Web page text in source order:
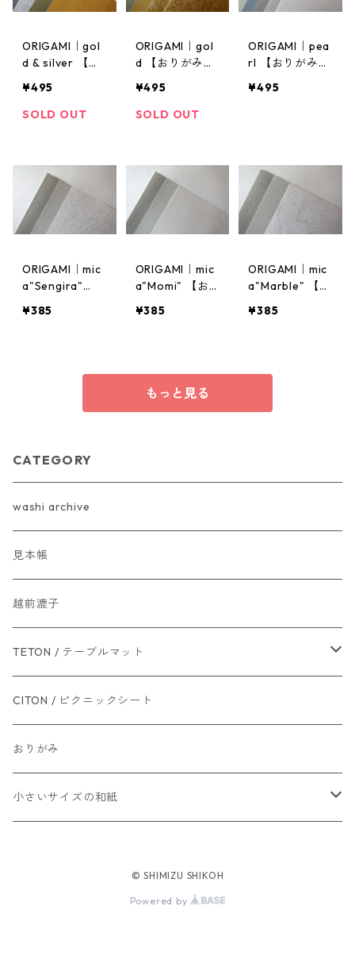
ORIGAMI｜gol
d & silver 【お
４色】｜20枚
入
¥495
SOLD OUT
ORIGAMI｜gol
d 【おりがみ｜
枚入
¥495
SOLD OUT
ORIGAMI｜pea
rl 【おりがみ｜
25枚入
¥495
ORIGAMI｜mic
a"Sengira"
母引き・線ギ
¥385
ORIGAMI｜mic
a"Momi" 【お
き・揉み】｜15
¥385
ORIGAMI｜mic
a"Marble" 【お
き・墨流し】｜
¥385
もっと見る
CATEGORY
washi archive
見本帳
越前漉子
TETON / テーブルマット
L（100×70cm）
M（70×50cm）
CITON / ピクニックシート
おりがみ
小さいサイズの和紙
© SHIMIZU SHIKOH
Powered by